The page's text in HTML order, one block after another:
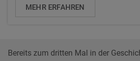
MEHR ERFAHREN
Bereits zum dritten Mal in der